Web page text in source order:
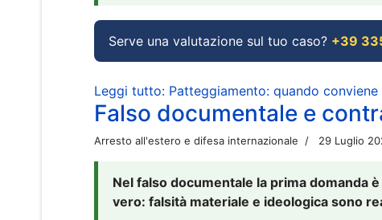
Serve una valutazione sul tuo caso? +39
Leggi tutto: Patteggiamento: quando conviene
Falso documentale e
Arresto all'estero e difesa internazionale 29 Luglio
Nel falso documentale la prima domanda
vero: falsità materiale e ideologica sono